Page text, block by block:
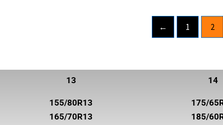
SUNNY
← 1 2
13
155/80R13
165/70R13
14
175/
185/